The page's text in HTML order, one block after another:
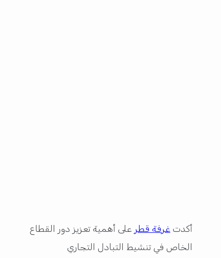
أكدت غرفة قطر على أهمية تعزيز دور القطاع
الخاص في تنشيط التبادل التجاري